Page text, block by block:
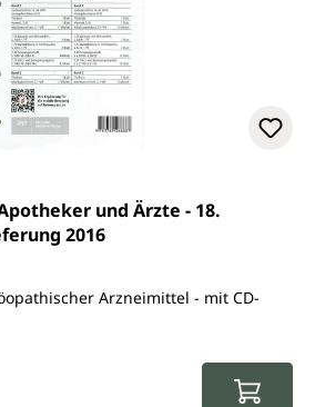
und Ärzte - 18.
2016
Arzneimittel - mit CD-